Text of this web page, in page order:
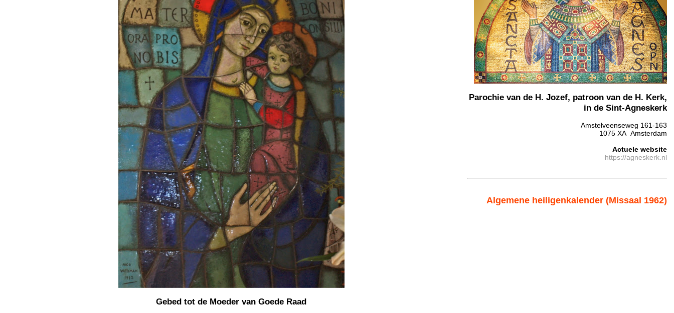
Gebed tot de Moeder van Goede Raad
Parochie van de H. Jozef, patroon van de H. Kerk,
in de Sint-Agneskerk
Amstelveenseweg 161-163
1075 XA Amsterdam
Actuele website
https://agneskerk.nl
Algemene heiligenkalender (Missaal 1962)